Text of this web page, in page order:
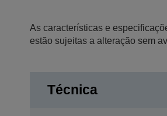
As características e
estão sujeitas a alteração sem
Técnica